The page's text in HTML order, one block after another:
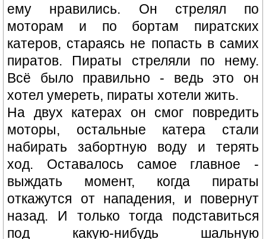
ему нравились. Он стрелял по
моторам и по бортам пиратских
катеров, стараясь не попасть в самих
пиратов. Пираты стреляли по нему.
Всё было правильно - ведь это он
хотел умереть, пираты хотели жить.
На двух катерах он смог повредить
моторы, остальные катера стали
набирать забортную воду и терять
ход. Оставалось самое главное -
выждать момент, когда пираты
откажутся от нападения, и повернут
назад. И только тогда подставиться
под какую-нибудь шальную